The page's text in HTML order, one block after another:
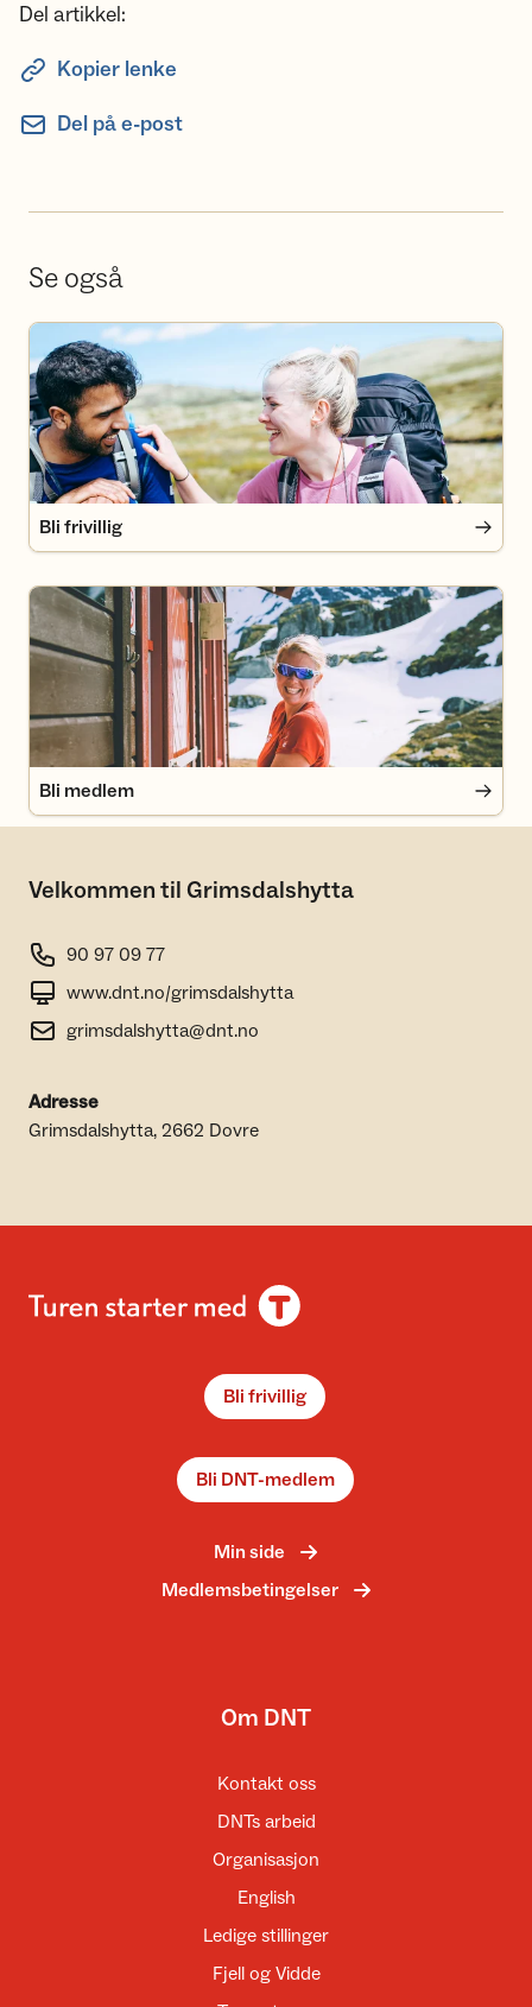
Del artikkel:
Kopier lenke
Del på e-post
Se også
Bli frivillig
Bli frivillig
Bli medlem
Bli medlem
Velkommen til Grimsdalshytta
90 97 09 77
www.dnt.no/grimsdalshytta
grimsdalshytta@dnt.no
Adresse
Grimsdalshytta, 2662 Dovre
Bli frivillig
Bli DNT-medlem
Min side
Medlemsbetingelser
Om DNT
Kontakt oss
DNTs arbeid
Organisasjon
English
Ledige stillinger
Fjell og Vidde